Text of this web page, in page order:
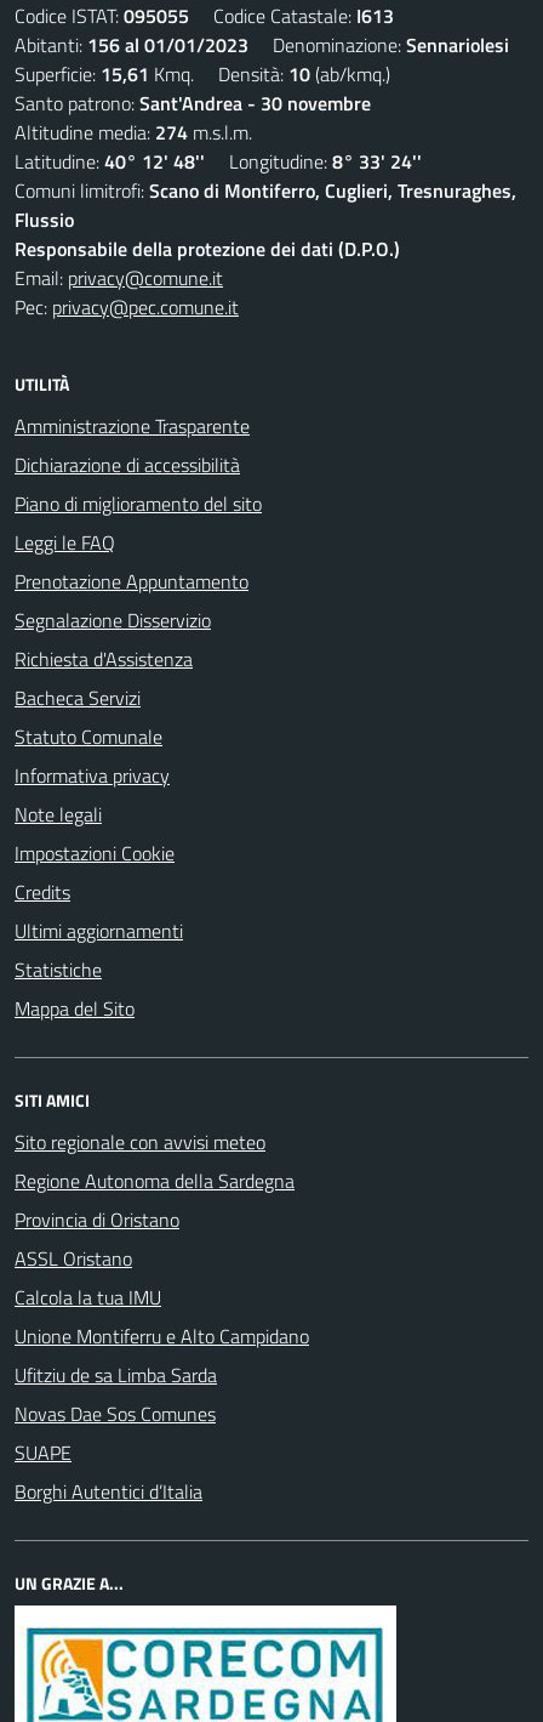
Codice ISTAT:095055 Codice Catastale: I613
Abitanti: 156 al 01/01/2023 Denominazione:Sennariolesi
Superficie: 15,61 Kmq. Densità: 10(ab/kmq.)
Santo patrono:Sant'Andrea - 30 novembre
Altitudine media: 274 m.s.l.m.
Latitudine:40° 12' 48'' Longitudine:8° 33' 24''
Comuni limitrofi:Scano di Montiferro, Cuglieri, Tresnuraghes,
Flussio
Responsabile della protezione dei dati (D.P.O.)
Email: privacy@comune.it
Pec: privacy@pec.comune.it
UTILITÀ
Amministrazione Trasparente
Dichiarazione di accessibilità
Piano di miglioramento del sito
Leggi le FAQ
Prenotazione Appuntamento
Segnalazione Disservizio
Richiesta d'Assistenza
Bacheca Servizi
Statuto Comunale
Informativa privacy
Note legali
Impostazioni Cookie
Credits
Ultimi aggiornamenti
Statistiche
Mappa del Sito
SITI AMICI
Sito regionale con avvisi meteo
Regione Autonoma della Sardegna
Provincia di Oristano
ASSL Oristano
Calcola la tua IMU
Unione Montiferru e Alto Campidano
Ufitziu de sa Limba Sarda
Novas Dae Sos Comunes
SUAPE
Borghi Autentici d’Italia
UN GRAZIE A...